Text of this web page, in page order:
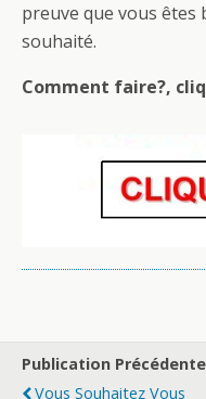
preuve que vous êtes
souhaité.
Comment faire?,
Publication Précédente
Vous Souhaitez Vous